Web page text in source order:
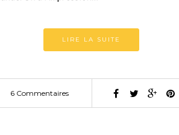
LIRE LA SUITE
6 Commentaires